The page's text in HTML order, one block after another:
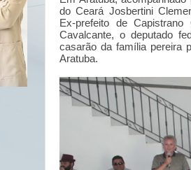
do Ceará Josbertini
Ex-prefeito de
Cavalcante, o deputado
casarão da família pereira
Aratuba.